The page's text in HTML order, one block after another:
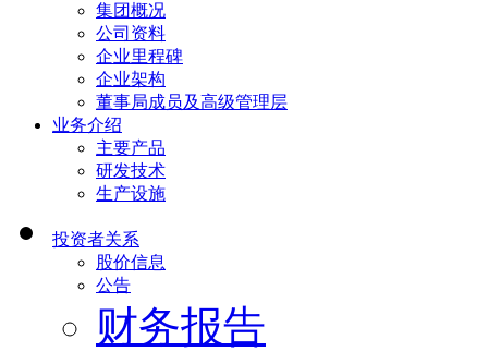
集团概况
公司资料
企业里程碑
企业架构
董事局成员及高级管理层
业务介绍
主要产品
研发技术
生产设施
投资者关系
股价信息
公告
财务报告